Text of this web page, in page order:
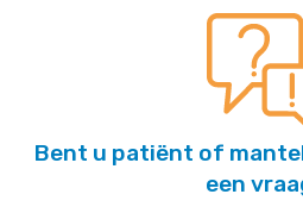
Bent u patiënt of
een